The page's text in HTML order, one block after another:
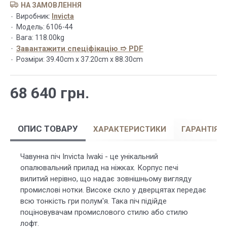
68 640 грн.
НА ЗАМОВЛЕННЯ
Виробник: Invicta
Модель: 6106-44
Вага: 118.00kg
Завантажити спеціфікацію ➱ PDF
Розміри: 39.40cm x 37.20cm x 88.30cm
ОПИС ТОВАРУ ХАРАКТЕРИСТИКИ ГАРАНТІЯ
Чавунна піч Invicta Iwaki - це унікальний
опалювальний прилад на ніжках. Корпус печі
вилитий нерівно, що надає зовнішньому вигляду
промислові нотки. Високе скло у дверцятах передає
всю тонкість гри полум'я. Така піч підійде
поціновувачам промислового стилю або стилю
лофт.